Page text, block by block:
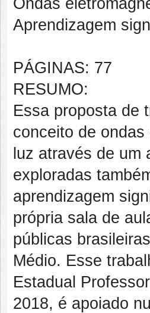
Ondas
Aprendizagem
PÁGINAS: 77
RESUMO:
Essa proposta de
conceito de
luz através de
exploradas
aprendizagem
própria sala de
públicas
Médio. Esse
Estadual
2018, é apoiado